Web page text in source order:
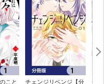
こと
チェンジリベンジ【分
チ